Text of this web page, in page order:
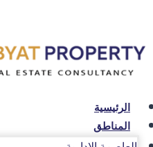
المحتوى
الرئيسية
المناطق